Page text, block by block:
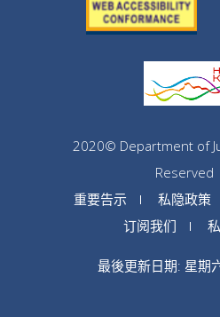
2020© Department of
Reserved
重要告示
私隐政策
订阅我们
最後更新日期: 星期